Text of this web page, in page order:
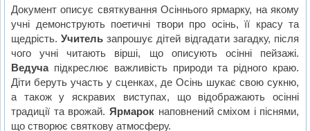
Документ описує святкування Осіннього ярмарку, на якому
учні демонструють поетичні твори про осінь, її красу та
щедрість.Учитель запрошує дітей відгадати загадку, після
чого учні читають вірші, що описують осінні пейзажі.
Ведучапідкреслює важливість природи та рідного краю.
Діти беруть участь у сценках, де Осінь шукає свою сукню,
а також у яскравих виступах, що відображають осінні
традиції та врожай.Ярмарок наповнений сміхом і піснями,
що створює святкову атмосферу.